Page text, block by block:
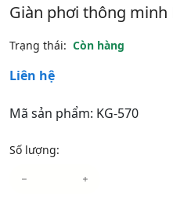
Giàn phơi thông minh
Trạng thái: Còn hàng
Liên hệ
Mã sản phẩm: KG-570
Số lượng: